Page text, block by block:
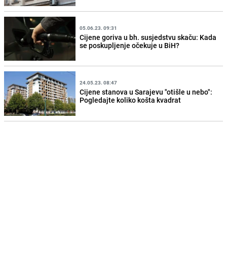
05.06.23. 09:31
Cijene goriva u bh. susjedstvu skaču: Kada
se poskupljenje očekuje u BiH?
24.05.23. 08:47
Cijene stanova u Sarajevu "otišle u nebo":
Pogledajte koliko košta kvadrat